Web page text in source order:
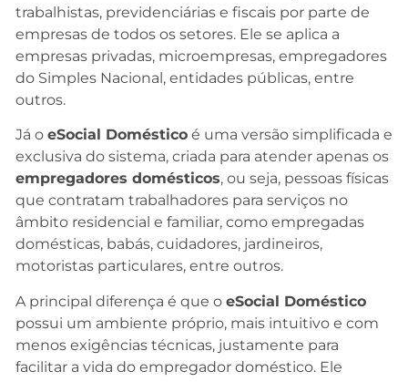
trabalhistas, previdenciárias e fiscais por parte de
empresas de todos os setores. Ele se aplica a
empresas privadas, microempresas, empregadores
do Simples Nacional, entidades públicas, entre
outros.
Já o eSocial Doméstico é uma versão simplificada e
exclusiva do sistema, criada para atender apenas os
empregadores domésticos, ou seja, pessoas físicas
que contratam trabalhadores para serviços no
âmbito residencial e familiar, como empregadas
domésticas, babás, cuidadores, jardineiros,
motoristas particulares, entre outros.
A principal diferença é que o eSocial Doméstico
possui um ambiente próprio, mais intuitivo e com
menos exigências técnicas, justamente para
facilitar a vida do empregador doméstico. Ele